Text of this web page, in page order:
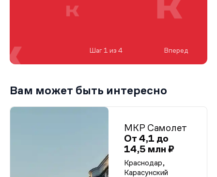
Шаг 1 из 4 Вперед
Вам может быть интересно
МКР Самолет
От 4,1 до
14,5 млн ₽
Краснодар,
Карасунский